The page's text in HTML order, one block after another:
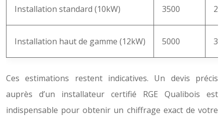
Installation standard (10kW) 3500
Installation haut de gamme (12kW) 5000
Ces estimations restent indicatives. Un devis précis
auprès d’un installateur certifié RGE Qualibois est
indispensable pour obtenir un chiffrage exact de votre